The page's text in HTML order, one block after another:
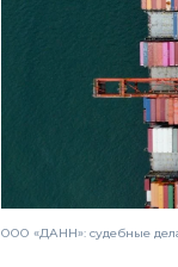
ООО «ДАНН»: судебные